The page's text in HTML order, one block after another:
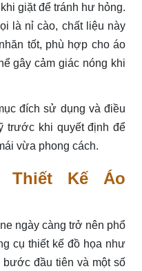
giặt để tránh hư hỏng.
là nỉ cào, chất liệu này
tốt, phù hợp cho áo
gây cảm giác nóng khi
đích sử dụng và điều
trước khi quyết định để
vừa phong cách.
Thiết Kế Áo
ngày càng trở nên phổ
cụ thiết kế đồ họa như
đầu tiên và một số